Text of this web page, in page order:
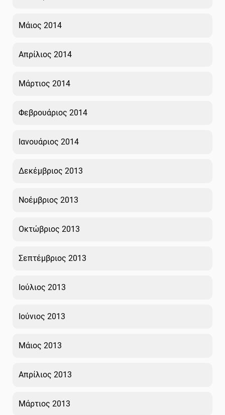
Μάιος 2014
Απρίλιος 2014
Μάρτιος 2014
Φεβρουάριος 2014
Ιανουάριος 2014
Δεκέμβριος 2013
Νοέμβριος 2013
Οκτώβριος 2013
Σεπτέμβριος 2013
Ιούλιος 2013
Ιούνιος 2013
Μάιος 2013
Απρίλιος 2013
Μάρτιος 2013